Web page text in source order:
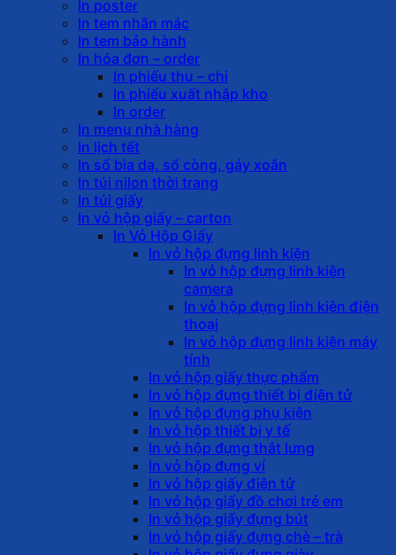
In poster
In tem nhãn mác
In tem bảo hành
In hóa đơn – order
In phiếu thu – chi
In phiếu xuất nhập kho
In order
In menu nhà hàng
In lịch tết
In sổ bìa da, sổ còng, gáy xoắn
In túi nilon thời trang
In túi giấy
In vỏ hộp giấy – carton
In Vỏ Hộp Giấy
In vỏ hộp đựng linh kiện
In vỏ hộp đựng linh kiện
camera
In vỏ hộp đựng linh kiện điện
thoại
In vỏ hộp đựng linh kiện máy
tính
In vỏ hộp giấy thực phẩm
In vỏ hộp đựng thiết bị điện tử
In vỏ hộp đựng phụ kiện
In vỏ hộp thiết bị y tế
In vỏ hộp đựng thắt lưng
In vỏ hộp đựng ví
In vỏ hộp giấy điện tử
In vỏ hộp giấy đồ chơi trẻ em
In vỏ hộp giấy đựng bút
In vỏ hộp giấy đựng chè – trà